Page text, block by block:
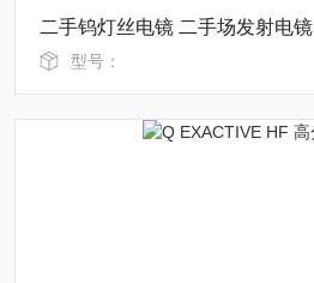
二手钨灯丝电镜 二手场发射电镜
型号：